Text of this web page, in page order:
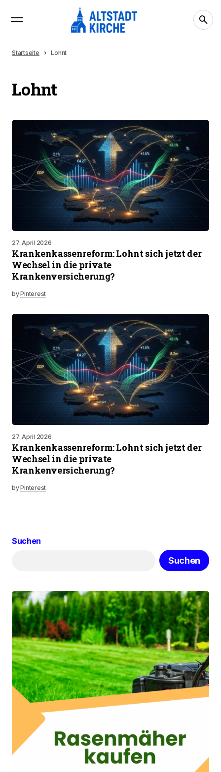
Startseite Lohnt
Lohnt
27. April 2026
Krankenkassenreform: Lohnt sich jetzt der
Wechsel in die private
Krankenversicherung?
byPinterest
27. April 2026
Krankenkassenreform: Lohnt sich jetzt der
Wechsel in die private
Krankenversicherung?
byPinterest
Suchen
Suchen